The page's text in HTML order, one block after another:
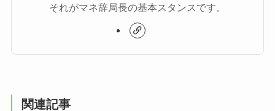
それがマネ辞局長の基本スタンスです。
関連記事